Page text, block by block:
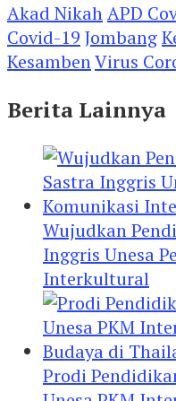
Akad NikahAPD
Covid-19 Jombang
KesambenVirus
Berita Lainnya
Wujudkan
Inggris Unesa
Interkultural
Prodi